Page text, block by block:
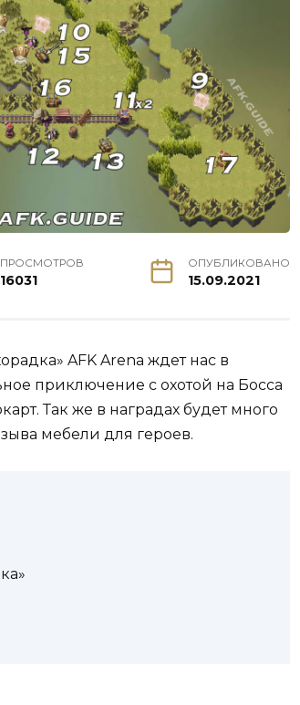
ПРОСМОТРОВ
16031
ОПУБЛИКОВАНО
15.09.2021
AFK Arena ждет нас в
приключение с охотой на Босса
Так же в наградах будет много
мебели для героев.